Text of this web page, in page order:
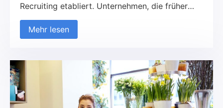
Recruiting etabliert. Unternehmen, die früher
ausschließlich auf traditionelle Kanäle wie
Jobportale und Printmedien gesetzt haben,
nutzen zunehmend soziale Netzwerke, um neue
Kandidaten in Kontakt zu treten. Diese
Entwicklung betrifft sowohl den B2C- als auch
den B2B-Bereich. Aber was macht das
Recruiting über Soziale Medien so erfolgreich
Mehr lesen